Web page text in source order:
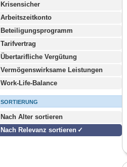
Krisensicher
Arbeitszeitkonto
Beteiligungsprogramm
Tarifvertrag
Übertarifliche Vergütung
Vermögenswirksame Leistungen
Work-Life-Balance
SORTIERUNG
Nach Alter sortieren
Nach Relevanz sortieren